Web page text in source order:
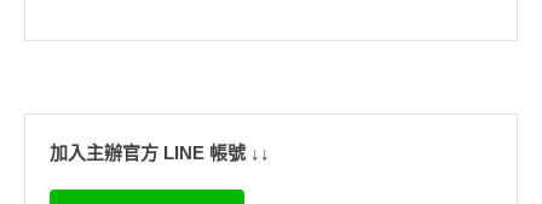
加入主辦官方 LINE 帳號 ↓↓